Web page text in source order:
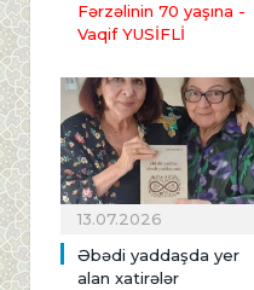
Fərzəlinin 70 yaşına -
Vaqif YUSİFLİ
13.07.2026
Əbədi yaddaşda yer
alan xatirələr